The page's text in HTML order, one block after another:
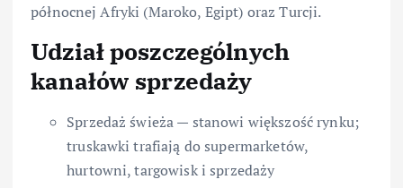
północnej Afryki (Maroko, Egipt) oraz Turcji.
Udział poszczególnych
kanałów sprzedaży
Sprzedaż świeża — stanowi większość rynku;
truskawki trafiają do supermarketów,
hurtowni, targowisk i sprzedaży